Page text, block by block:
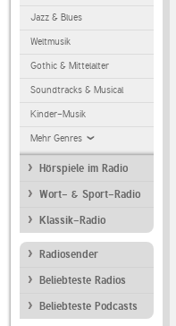
Jazz & Blues
Weltmusik
Gothic & Mittelalter
Soundtracks & Musical
Kinder-Musik
Mehr Genres
Hörspiele im Radio
Wort- & Sport-Radio
Klassik-Radio
Radiosender
Beliebteste Radios
Beliebteste Podcasts